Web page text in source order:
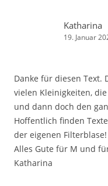
Katharina
19. Januar
Danke für diesen Text.
vielen Kleinigkeiten,
und dann doch den
Hoffentlich finden
der eigenen Filterblase!
Alles Gute für M und
Katharina